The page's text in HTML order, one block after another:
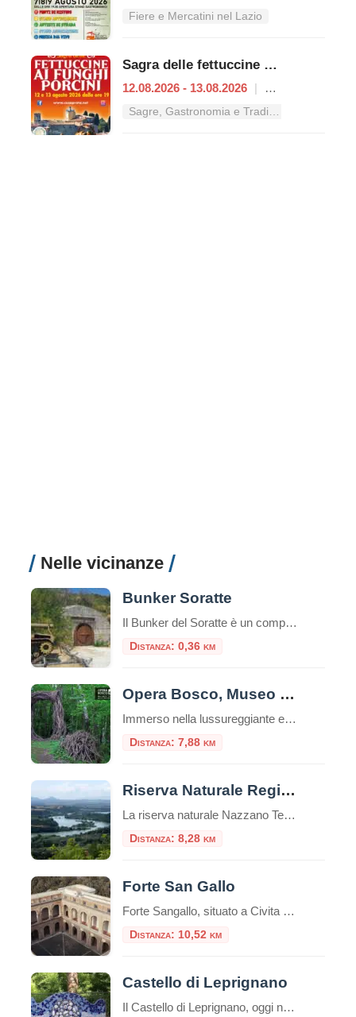
Fiere e Mercatini nel Lazio
Sagra delle fettuccine ai funghi porcini
12.08.2026 - 13.08.2026 |
Nelle vicinanze
Bunker Soratte
Il Bunker del Soratte è un complesso di bunker situato sul Monte Soratte, una montagna situata nella regione del Lazio, in Italia. Questo sistema di bunker è stato costruito durante la Seconda Guerra Mondiale e doveva servire come quartier generale avanzato per il regime fascista italiano. Ci troviamo a Sant’Oreste, estrema provincia nord di Roma, […]
Distanza: 0,36 km
Opera Bosco, Museo di Arte nella Natura
Immerso nella lussureggiante e selvaggia Valle del Treja, a pochi passi da uno dei borghi più magici d’Italia, Calcata, sorge un luogo unico dove la creatività umana e la natura dialogano in perfetta armonia: Opera Bosco, Museo di Arte nella Natura. Fondato nel 1996, questo museo a cielo aperto non è una semplice esposizione di […]
Distanza: 7,88 km
Riserva Naturale Regionale Nazzano, Tevere – Farfa
La riserva naturale Nazzano Tevere-Farfa è un'area naturale protetta situata nei comuni di Nazzano, Torrita Tiberina, Montopoli di Sabina, in provincia di Roma.La riserva è stata la prima area naturale protetta istituita dalla Regione Lazio, nel 1
Distanza: 8,28 km
Forte San Gallo
Forte Sangallo, situato a Civita Castellana nella provincia di Viterbo, è una delle più significative testimonianze dell’architettura militare rinascimentale in Italia. Commissionato da papa Alessandro VI Borgia nel 1495, il forte fu progettato da Antonio da Sangallo il Vecchio, esperto in fortificazioni “alla moderna” . Architettura e Funzione La fortezza presenta una pianta pentagonale irregolare, […]
Distanza: 10,52 km
Castello di Leprignano
Il Castello di Leprignano, oggi noto come Palazzo dei Monaci, è un affascinante esempio di architettura medievale situato nel cuore dell’attuale Capena, in provincia di Roma. Le sue origini risalgono all’Alto Medioevo, con la prima menzione storica in una bolla papale di Gregorio VII del 1081, in cui il castello veniva donato ai monaci di […]